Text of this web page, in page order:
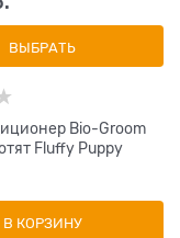
ВЫБРАТЬ
Bio-Groom
Fluffy Puppy
В КОРЗИНУ